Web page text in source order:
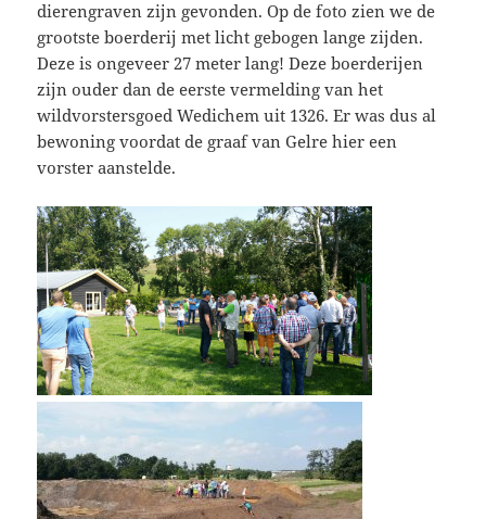
dierengraven zijn gevonden. Op de foto zien we de
grootste boerderij met licht gebogen lange zijden.
Deze is ongeveer 27 meter lang! Deze boerderijen
zijn ouder dan de eerste vermelding van het
wildvorstersgoed Wedichem uit 1326. Er was dus al
bewoning voordat de graaf van Gelre hier een
vorster aanstelde.